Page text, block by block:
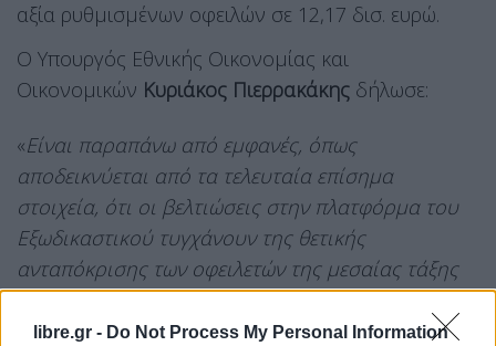
libre.gr - Do Not Process My Personal Information
αξία ρυθμισμένων οφειλών σε 12,17 δισ. ευρώ.
Ο Υπουργός Εθνικής Οικονομίας και
Οικονομικών Κυριάκος Πιερρακάκης δήλωσε:
«Είναι παραπάνω από εμφανές, όπως
αποδεικνύεται από τα τελευταία επίσημα
στοιχεία, ότι οι βελτιώσεις στην πλατφόρμα του
Εξωδικαστικού τυγχάνουν της θετικής
ανταπόκρισης των οφειλετών της μεσαίας τάξης
και υπεραποδίδουν. Τον Μάιο, πρώτο μήνα
λειτουργίας της πλατφόρμας με τα νέα